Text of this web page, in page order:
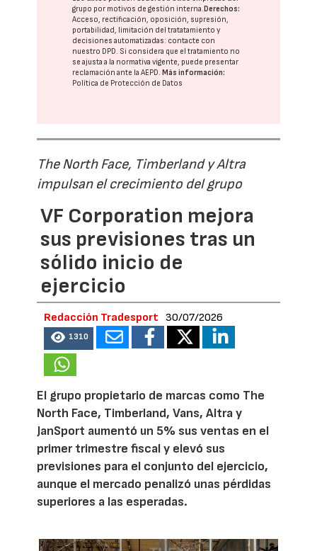
grupo por motivos de gestión interna. Derechos:
Acceso, rectificación, oposición, supresión,
portabilidad, limitación del tratatamiento y
decisiones automatizadas: contacte con
nuestro DPD. Si considera que el tratamiento no
se ajusta a la normativa vigente, puede presentar
reclamación ante laAEPD. Más información:
Política de Protección de Datos
The North Face, Timberland y Altra
impulsan el crecimiento del grupo
VF Corporation mejora
sus previsiones tras un
sólido inicio de
ejercicio
Redacción Tradesport 30/07/2026
1310
El grupo propietario de marcas como The
North Face, Timberland, Vans, Altra y
JanSport aumentó un 5% sus ventas en el
primer trimestre fiscal y elevó sus
previsiones para el conjunto del ejercicio,
aunque el mercado penalizó unas pérdidas
superiores a las esperadas.